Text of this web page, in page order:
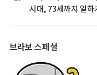
시대, 73세까지 일하
브라보 스페셜